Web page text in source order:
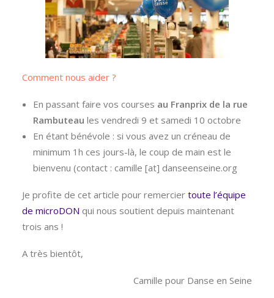
Comment nous aider ?
En passant faire vos courses au Franprix de la rue
Rambuteau les vendredi 9 et samedi 10 octobre
En étant bénévole : si vous avez un créneau de
minimum 1h ces jours-là, le coup de main est le
bienvenu (contact : camille [at] danseenseine.org
Je profite de cet article pour remercier toute l’équipe
de microDON qui nous soutient depuis maintenant
trois ans !
A très bientôt,
Camille pour Danse en Seine